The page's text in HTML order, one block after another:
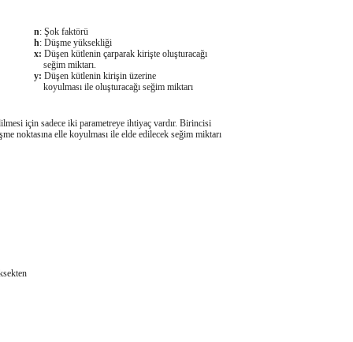
n: Şok faktörü
h: Düşme yüksekliği
x: Düşen kütlenin çarparak kirişte oluşturacağı
seğim miktarı.
y: Düşen kütlenin kirişin üzerine
koyulması ile oluşturacağı seğim miktarı
için sadece iki parametreye ihtiyaç vardır. Birincisi
noktasına elle koyulması ile elde edilecek seğim miktarı